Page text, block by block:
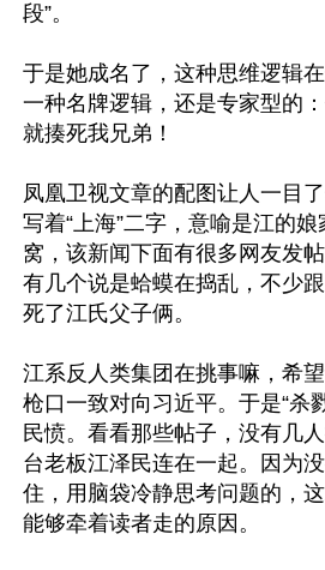
段”。
于是她成名了，这种思维逻辑
一种名牌逻辑，还是专家型的
就揍死我兄弟！
凤凰卫视文章的配图让人一目
写着“上海”二字，意喻是江的
窝，该新闻下面有很多网友发
有几个说是蛤蟆在捣乱，不少
死了江氏父子俩。
江系反人类集团在挑事嘛，希
枪口一致对向习近平。于是“杀
民愤。看看那些帖子，没有几
台老板江泽民连在一起。因为
住，用脑袋冷静思考问题的，
能够牵着读者走的原因。